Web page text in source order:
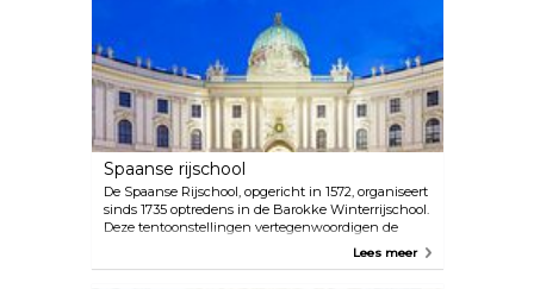
architecturale elementen. Neem de lift naar de
koepel voor een close-up van de met fresco's
versierde interieurs. In de Karlskirche worden
regelmatig klassieke muziekconcerten gehouden,
met name Vivaldi en Mozart. De akoestiek van deze
barokke kerk moet je gewoon ervaren.
Spaanse rijschool
De Spaanse Rijschool, opgericht in 1572, organiseert
sinds 1735 optredens in de Barokke Winterrijschool.
Deze tentoonstellingen vertegenwoordigen de
hoogste vorm van ruiterkunst: de Spaanse Rijschool
Lees meer